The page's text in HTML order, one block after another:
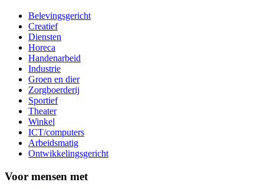
Belevingsgericht
Creatief
Diensten
Horeca
Handenarbeid
Industrie
Groen en dier
Zorgboerderij
Sportief
Theater
Winkel
ICT/computers
Arbeidsmatig
Ontwikkelingsgericht
Voor mensen met